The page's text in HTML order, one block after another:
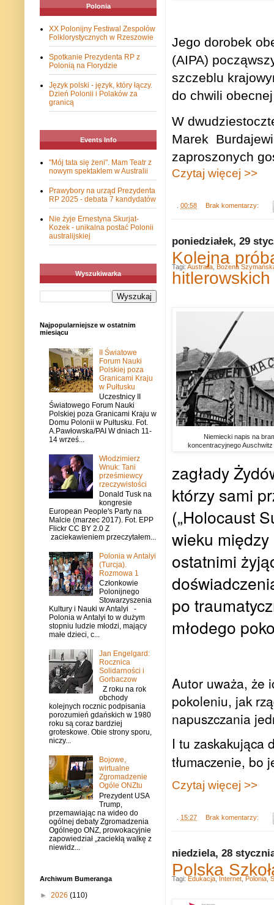
Jego dorobek
(AIPA)
szczeblu
do chwili
W
Marek
zaproszonych
Czytaj więcej >>
00:58 Brak komentarzy:
poniedziałek, 29
Kolejna
Niemiecki napis na
koncentracyjnego
zagłady
którzy sami
(„Holocaust
wieku
ostatnimi
po
młodego
Autor uważa, że
pokoleniu, jak
napuszczania
I tu zaskakująca
tłumaczenie, bo
Czytaj więcej >>
15:27 Brak komentarzy:
Tagi: Australia Bożena
niedziela, 28
Polska
Tagi: Edukacja Internet Polonia
Polonia
XX Polonijny Festiwal Zespołów
Folklorystycznych w Rzeszowie
Spotkanie Prezydenta RP z
Polonią na Florydzie
Język polski - język, który łączy.
Dzień Polonii i Polaków za
granicą
Events Info
"Mój tata się żeni". Mam Teatr z
nowym spektaklem w Australii
Prawybory na urząd Prezydenta
RP 2025 - debata 7 kandydatów
Nie żyje Ernestyna Skurjat-
Kozek - unikalna postać Polonii
australijskiej
Wyszukiwarka
Najpopularniejsze w ostatnim
miesiącu
II Światowe
Forum Nauki
Polskiej poza
Granicami Kraju
w Pułtusku
Uczestnicy II
Światowego Forum Nauki
Polskiej poza Granicami Kraju w
Domu Polonii w Pułtusku. Fot.
A.Pawłowska/PAI W dniach 11-
14 wrześ...
Włodzimierz
Wnuk: Tani
prześmiewcy
rzeczywistości
Donald Tusk na
kongresie
European People's Party na
Malcie (marzec 2017). Fot. EPP
Flickr CC BY 2.0 Z
zaciekawieniem przeczytałem...
Polonia w Antalyi
(Turcja).
Rozmowa 1
Członkowie
Polonijnego
Stowarzyszenia
Kultury i Nauki w Antalyi -
Polonia w Antalyi to w dużym
stopniu ludzie młodzi, mający
małe dzieci, c...
Jan Engelgard:
Rocznica
Solidarności i
Gorbaczow
Z roku na rok
obchody
kolejnych rocznic podpisania
porozumień gdańskich w 1980
roku są coraz bardziej
groteskowe. Obie strony sporu,
niczy...
Bojowe,
wirtualne
Zgromadzenie
Ogóle ONZtu
Prezydent USA
Trump,
przemawiając na wideo do
ogólnej debaty Zgromadzenia
Ogólnego ONZ, prowokacyjnie
zapowiedział „zaciekłą walkę z
niewidz...
Archiwum Bumeranga
► 2026 (110)